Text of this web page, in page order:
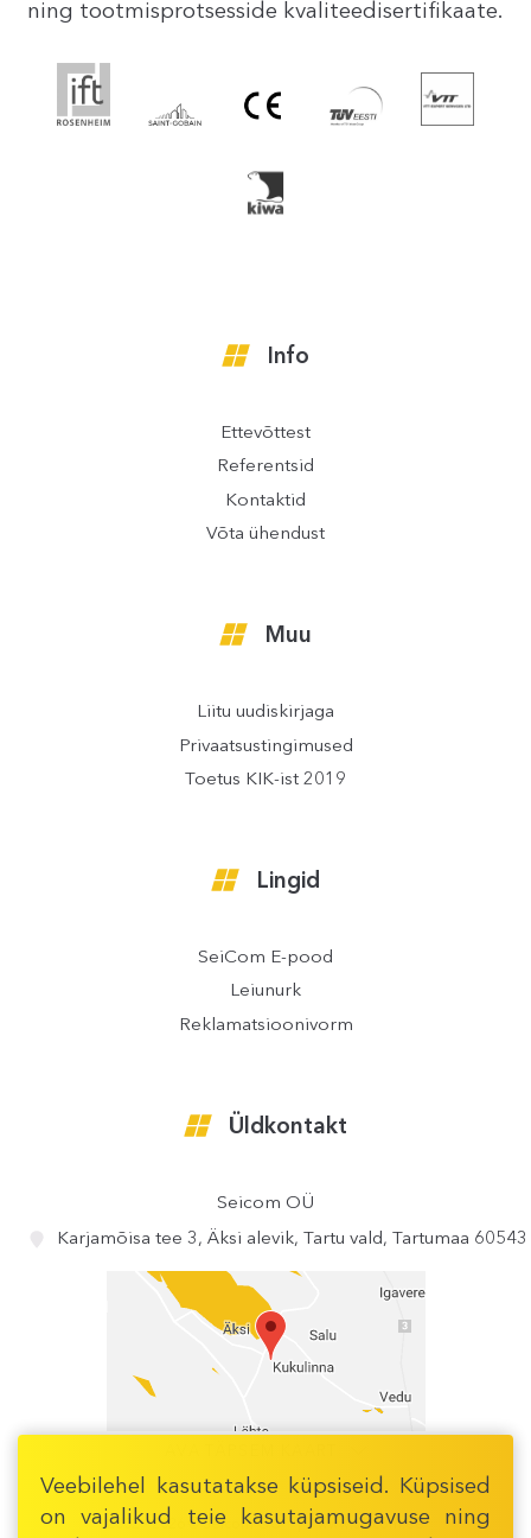
ning tootmisprotsesside kvaliteedisertifikaate.
Info
Ettevõttest
Referentsid
Kontaktid
Võta ühendust
Muu
Liitu uudiskirjaga
Privaatsustingimused
Toetus KIK-ist 2019
Lingid
SeiCom E-pood
Leiunurk
Reklamatsioonivorm
Üldkontakt
Seicom OÜ
Karjamõisa tee 3, Äksi alevik, Tartu vald, Tartumaa 60543
2002 - 2026 © Seicom OÜ www.seicom.ee
Veebilehel kasutatakse küpsiseid. Küpsised
on vajalikud teie kasutajamugavuse ning